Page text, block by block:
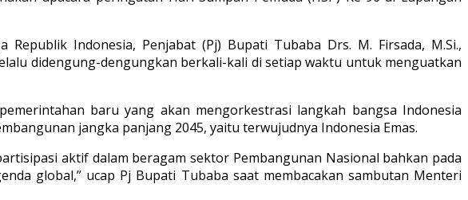
Indonesia, Penjabat (Pj) Bupati Tubaba Drs. M. Firsada, M.Si.,
didengung-dengungkan berkali-kali di setiap waktu untuk menguatkan
baru yang akan mengorkestrasi langkah bangsa Indonesia
jangka panjang 2045, yaitu terwujudnya Indonesia Emas.
aktif dalam beragam sektor Pembangunan Nasional bahkan pada
global,” ucap Pj Bupati Tubaba saat membacakan sambutan Menteri